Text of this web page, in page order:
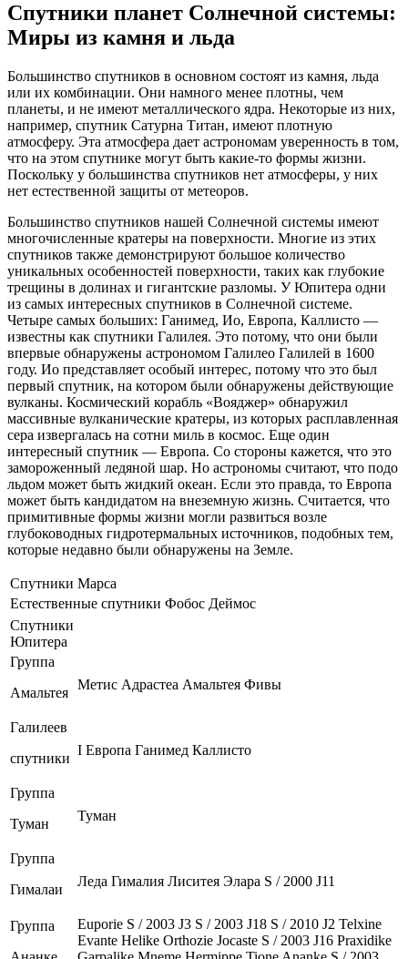
Спутники планет Солнечной системы:
Миры из камня и льда
Большинство спутников в основном состоят из камня, льда
или их комбинации. Они намного менее плотны, чем
планеты, и не имеют металлического ядра. Некоторые из них,
например, спутник Сатурна Титан, имеют плотную
атмосферу. Эта атмосфера дает астрономам уверенность в том,
что на этом спутнике могут быть какие-то формы жизни.
Поскольку у большинства спутников нет атмосферы, у них
нет естественной защиты от метеоров.
Большинство спутников нашей Солнечной системы имеют
многочисленные кратеры на поверхности. Многие из этих
спутников также демонстрируют большое количество
уникальных особенностей поверхности, таких как глубокие
трещины в долинах и гигантские разломы. У Юпитера одни
из самых интересных спутников в Солнечной системе.
Четыре самых больших: Ганимед, Ио, Европа, Каллисто —
известны как спутники Галилея. Это потому, что они были
впервые обнаружены астрономом Галилео Галилей в 1600
году. Ио представляет особый интерес, потому что это был
первый спутник, на котором были обнаружены действующие
вулканы. Космический корабль «Вояджер» обнаружил
массивные вулканические кратеры, из которых расплавленная
сера извергалась на сотни миль в космос. Еще один
интересный спутник — Европа. Со стороны кажется, что это
замороженный ледяной шар. Но астрономы считают, что подо
льдом может быть жидкий океан. Если это правда, то Европа
может быть кандидатом на внеземную жизнь. Считается, что
примитивные формы жизни могли развиться возле
глубоководных гидротермальных источников, подобных тем,
которые недавно были обнаружены на Земле.
Спутники Марса
Естественные спутники Фобос Деймос
Спутники
Юпитера
Группа
Амальтея
Метис Адрастеа Амальтея Фивы
Галилеев
спутники
I Европа Ганимед Каллисто
Группа
Туман
Туман
Группа
Гималаи
Леда Гималия Лиситея Элара S / 2000 J11
Группа
Euporie S / 2003 J3 S / 2003 J18 S / 2010 J2 Telxine
Evante Helike Orthozie Jocaste S / 2003 J16 Praxidike